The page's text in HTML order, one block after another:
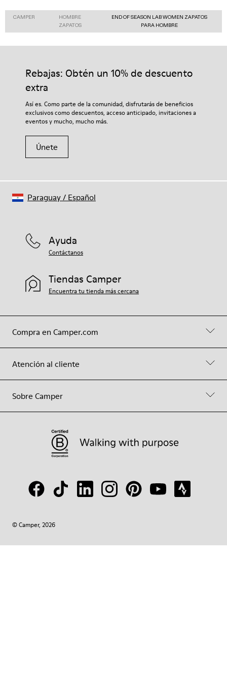
CAMPER
HOMBRE
ZAPATOS
END OF SEASON LAB WOMEN ZAPATOS
PARA HOMBRE
Rebajas: Obtén un 10% de descuento
extra
Así es. Como parte de la comunidad, disfrutarás de beneficios
exclusivos como descuentos, acceso anticipado, invitaciones a
eventos y mucho, mucho más.
Únete
Compra en Camper.com
Atención al cliente
Sobre Camper
Ayuda
Contáctanos
Tiendas Camper
Encuentra tu tienda más cercana
© Camper, 2026
Paraguay/ Español